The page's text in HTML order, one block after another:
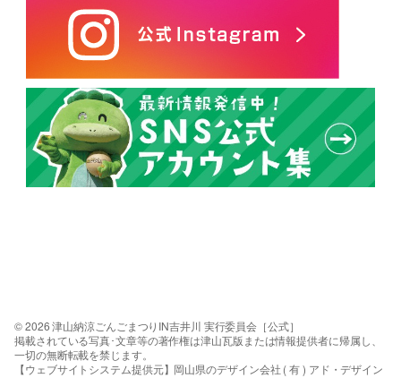
© 2026 津山納涼ごんごまつりIN吉井川 実行委員会［公式］
掲載されている写真･文章等の著作権は津山瓦版または情報提供者に帰属し、
一切の無断転載を禁じます。
【ウェブサイトシステム提供元】岡山県のデザイン会社 ( 有 ) アド・デザイン